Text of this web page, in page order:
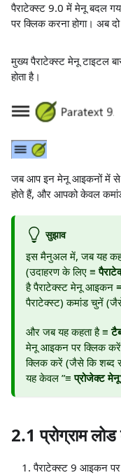
पैराटेक्स्ट 9.0 में मेनू बदल
पर क्लिक करना होगा। अब
मुख्य पैराटेक्स्ट मेनू टाइटल
होता है।
जब आप इन मेनू आइकनों में से
होते हैं, और आपको केवल
सुझाव
इस मैनुअल में, जब यह
(उदाहरण के लिए ≡
है पैराटेक्स्ट मेनू आइकन
पैराटेक्स्ट) कमांड चुनें
और जब यह कहता है≡
मेनू आइकन पर क्लिक
क्लिक करें (जैसे कि शब्द
यह केवल ”≡ प्रोजेक्ट मेनू
2.1 प्रोग्राम
पैराटेक्स्ट 9 आइकन